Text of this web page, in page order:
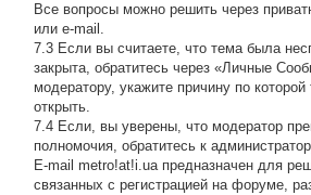
Все вопросы можно решить через
или e-mail.
7.3 Если вы считаете, что тема была
закрыта, обратитесь через «Личные
модератору, укажите причину по
открыть.
7.4 Если, вы уверены, что модератор
полномочия, обратитесь к
E-mail metro!at!i.ua предназначен для
связанных с регистрацией на форуме,